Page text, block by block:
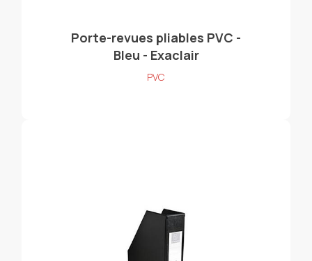
Porte-revues pliables PVC -
Bleu - Exaclair
PVC